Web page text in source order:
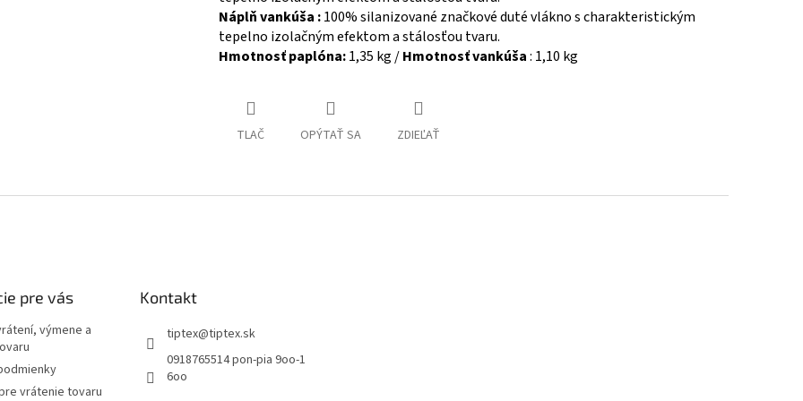
Náplň vankúša :100% silanizované značkové duté vlákno s charakteristickým
tepelno izolačným efektom a stálosťou tvaru.
Hmotnosť paplóna:1,35 kg/Hmotnosť vankúša: 1,10 kg
TLAČ OPÝTAŤ SA ZDIEĽAŤ
pre vás
výmene a
pre vrátenie tovaru
Kontakt
tiptex@tiptex.sk
0918765514 pon-pia 9oo-1
6oo